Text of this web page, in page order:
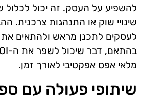
להשפיע על העסק. זה יכול לכלול
שינויי שוק או התנהגות צרכנית.
לעסקים לתכנן מראש ולהתאים
מלאי אפס אפקטיבי לאורך זמן.
שיתופי פעולה עם